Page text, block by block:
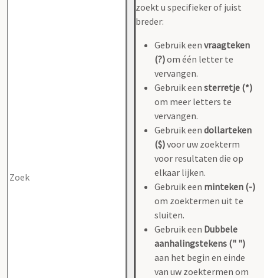
zoekt u specifieker of juist
breder:
Gebruik een vraagteken
(?)om één letter te
vervangen.
Gebruik een sterretje (*)
om meer letters te
vervangen.
Gebruik een dollarteken
($)voor uw zoekterm
voor resultaten die op
elkaar lijken.
Gebruik een minteken (-)
om zoektermen uit te
sluiten.
Gebruik een Dubbele
aanhalingstekens (" ")
aan het begin en einde
van uw zoektermen om